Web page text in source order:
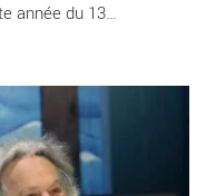
Le festival MARTO a lieu cette année du 13 au [...]
Dragons »,
Mnouchkine. -
Soleil